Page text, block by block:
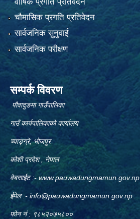
चौमासिक प्रगति प्रतिवेदन
सार्वजनिक सुनुवाई
सार्वजनिक परीक्षण
सम्पर्क विवरण
पौवादुङमा गाउँपालिका
गाउँ कार्यपालिकाको कार्यालय
च्याङ्ग्रे, भोजपुर
कोशी प्रदेश , नेपाल
वेबसाईट :- www.pauwadungmamun.gov.np
ईमेल :- info@pauwadungmamun.gov.np
फोन नं : ९८५२०७५८००